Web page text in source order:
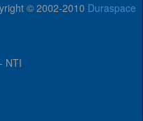
© 2002-2010 Duraspace
NTI